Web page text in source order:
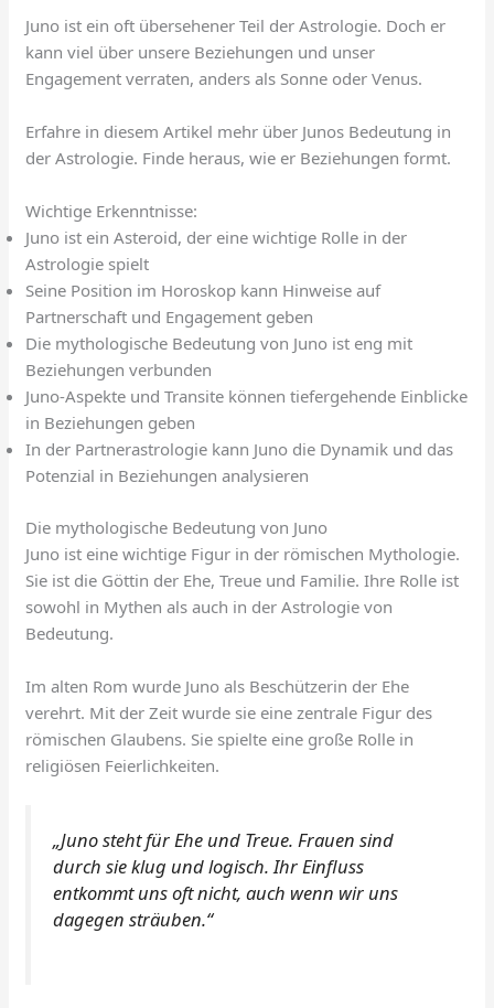
Juno ist ein oft übersehener Teil der Astrologie. Doch er
kann viel über unsere Beziehungen und unser
Engagement verraten, anders als Sonne oder Venus.
Erfahre in diesem Artikel mehr über Junos Bedeutung in
der Astrologie. Finde heraus, wie er Beziehungen formt.
Wichtige Erkenntnisse:
Juno ist ein Asteroid, der eine wichtige Rolle in der
Astrologie spielt
Seine Position im Horoskop kann Hinweise auf
Partnerschaft und Engagement geben
Die mythologische Bedeutung von Juno ist eng mit
Beziehungen verbunden
Juno-Aspekte und Transite können tiefergehende Einblicke
in Beziehungen geben
In der Partnerastrologie kann Juno die Dynamik und das
Potenzial in Beziehungen analysieren
Die mythologische Bedeutung von Juno
Juno ist eine wichtige Figur in der römischen Mythologie.
Sie ist die Göttin der Ehe, Treue und Familie. Ihre Rolle ist
sowohl in Mythen als auch in der Astrologie von
Bedeutung.
Im alten Rom wurde Juno als Beschützerin der Ehe
verehrt. Mit der Zeit wurde sie eine zentrale Figur des
römischen Glaubens. Sie spielte eine große Rolle in
religiösen Feierlichkeiten.
„Juno steht für Ehe und Treue. Frauen sind
durch sie klug und logisch. Ihr Einfluss
entkommt uns oft nicht, auch wenn wir uns
dagegen sträuben.“